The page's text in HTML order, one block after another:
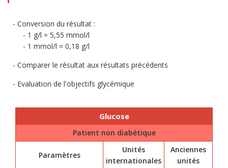
Conversion du résultat :
1 g/l = 5,55 mmol/l
1 mmol/l = 0,18 g/l
Comparer le résultat aux résultats précédents
Evaluation de l'objectifs glycémique
Glucose
Patient non diabétique
Paramètres
Unités
internationales
Anciennes
unités